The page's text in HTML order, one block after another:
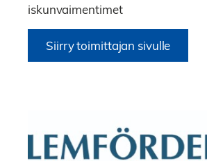
iskunvaimentimet
Siirry toimittajan sivulle